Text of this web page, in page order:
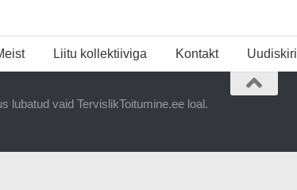
Liitu kollektiiviga Kontakt Uudiskiri
lubatud vaid TervislikToitumine.ee loal.